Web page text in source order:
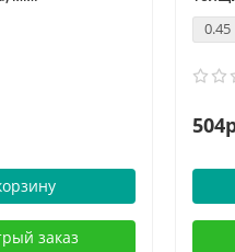
заказ
0.45